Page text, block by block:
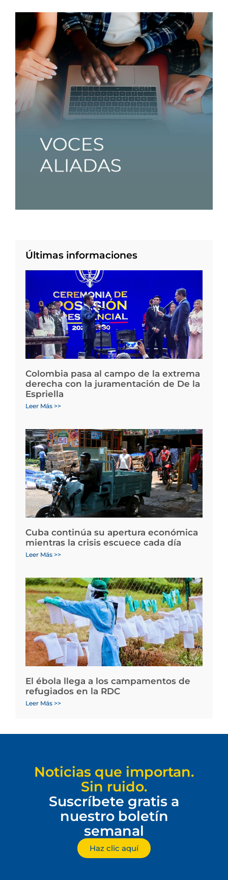
Últimas informaciones
Colombia pasa al campo de la extrema
derecha con la juramentación de De la
Espriella
Leer Más >>
Cuba continúa su apertura económica
mientras la crisis escuece cada día
Leer Más >>
El ébola llega a los campamentos de
refugiados en la RDC
Leer Más >>
Noticias que importan.
Sin ruido.
Suscríbete gratis a
nuestro boletín
semanal
Haz clic aquí